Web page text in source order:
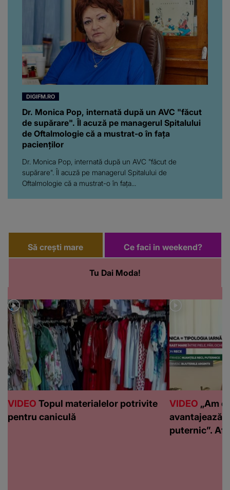
DIGIFM.RO
Dr. Monica Pop, internată după un AVC "făcut
de supărare". Îl acuză pe managerul Spitalului
de Oftalmologie că a mustrat-o în fața
pacienților
Dr. Monica Pop, internată după un AVC "făcut de
supărare". Îl acuză pe managerul Spitalului de
Oftalmologie că a mustrat-o în fața...
Să crești mare
Tu Dai Moda!
Ce faci in weekend?
VIDEO Topul materialelor potrivite
pentru caniculă
VIDEO „Am
avantajează
puternic”.